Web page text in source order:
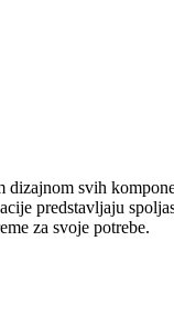
svih
predstavljaju
za svoje potrebe.